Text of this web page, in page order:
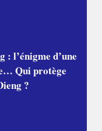
l’énigme d’une
Qui protège
?